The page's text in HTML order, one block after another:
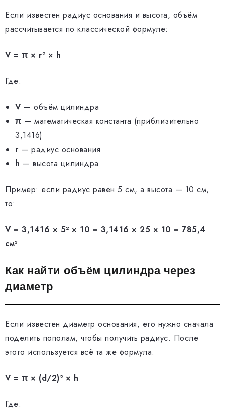
Если известен радиус основания и высота, объём
рассчитывается по классической формуле:
V = π × r² × h
Где:
V— объём цилиндра
π — математическая константа (приблизительно
3,1416)
r — радиус основания
h — высота цилиндра
Пример: если радиус равен 5 см, а высота — 10 см,
то:
V = 3,1416 × 5² × 10 = 3,1416 × 25 × 10 = 785,4
см³
Как найти объём цилиндра через
диаметр
Если известен диаметр основания, его нужно сначала
поделить пополам, чтобы получить радиус. После
этого используется всё та же формула:
V = π × (d/2)² × h
Где: